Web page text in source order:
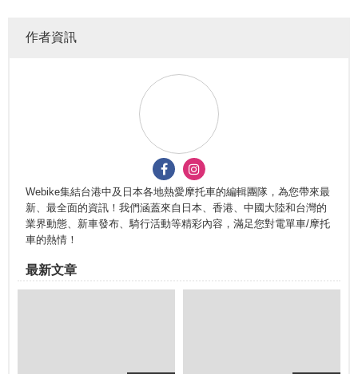
作者資訊
Webike集結台港中及日本各地熱愛摩托車的編輯團隊，為您帶來最
新、最全面的資訊！我們涵蓋來自日本、香港、中國大陸和台灣的
業界動態、新車發布、騎行活動等精彩內容，滿足您對電單車/摩托
車的熱情！
最新文章